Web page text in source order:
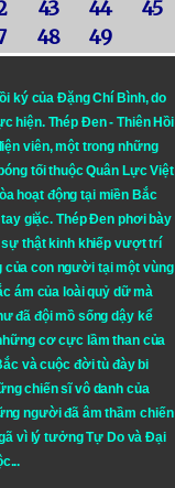
43 44
45
48 49
ký của Đặng Chí Bình, do
hiện. Thép Đen- Thiên Hồi
viên, một trong những
tối thuộc Quân Lực Việt
hoạt động tại miền Bắc
giặc. Thép Đen phơi bày
thật kinh khiếp vượt trí
con người tại một vùng
ám của loài quỷ dữ mà
đã đội mồ sống dậy kể
cơ cực lầm than của
và cuộc đời tù đày bi
chiến sĩ vô danh của
người đã âm thầm chiến
vì lý tưởngTự DovàĐại
...